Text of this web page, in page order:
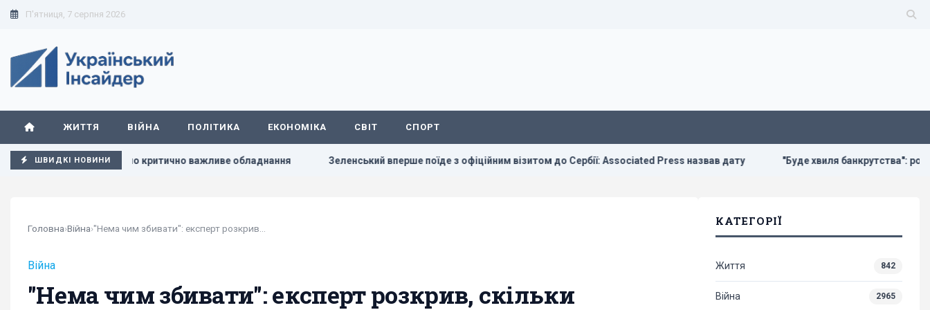
П'ятниця, 7 серпня 2026
ЖИТТЯ ВІЙНА ПОЛІТИКА ЕКОНОМІКА СВІТ СПОРТ
ШВИДКІ НОВИНИ
зруйновано критично важливе обладнання Зеленський вперше поїде з офіційним візитом до Сербії: Associated Press назвав дату "Буде хвиля банкрутства": розгром
Головна›Війна›
Війна
"Нема чим збивати": експерт розкрив, скільки
КАТЕГОРІЇ
Життя 842
Війна 2965